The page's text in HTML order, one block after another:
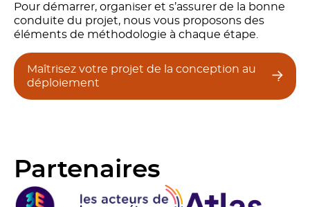
Pour démarrer, organiser et s’assurer de la bonne
conduite du projet, nous vous proposons des
éléments de méthodologie à chaque étape.
Maîtrisez votre projet de la conception au
déploiement
Partenaires